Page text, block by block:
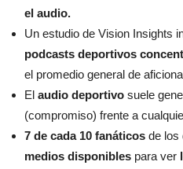
el audio.
Un estudio de Vision Insights
podcasts deportivos
el promedio general de
El audio deportivo suele
(compromiso) frente a
7 de cada 10 fanáticos de los
medios disponibles para ver